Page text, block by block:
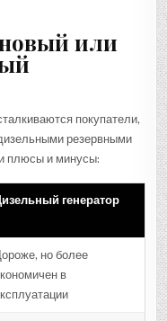
или
покупатели,
резервными
плюсы и минусы:
генератор
но более
в